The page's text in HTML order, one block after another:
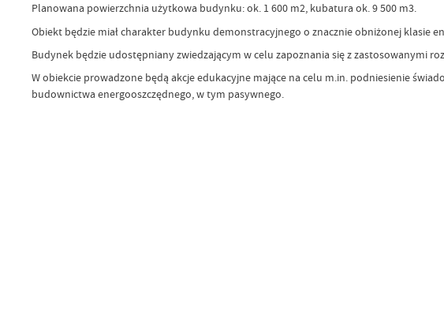
Planowana powierzchnia użytkowa budynku: ok. 1 600 m2, kubatura ok. 9 500 m3.
Obiekt będzie miał charakter budynku demonstracyjnego o znacznie obniżonej klasie
Budynek będzie udostępniany zwiedzającym w celu zapoznania się z zastosowanymi
W obiekcie prowadzone będą akcje edukacyjne mające na celu m.in. podniesienie
budownictwa energooszczędnego, w tym pasywnego.